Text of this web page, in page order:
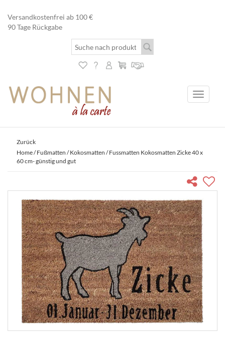
Versandkostenfrei ab 100 €
90 Tage Rückgabe
Toggle
Zurück
Home/Fußmatten /Kokosmatten / Fussmatten Kokosmatten Zicke 40 x
60 cm- günstig und gut